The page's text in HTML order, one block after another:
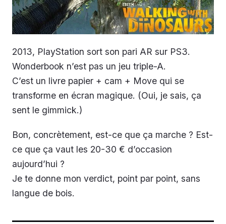
2013, PlayStation sort son pari AR sur PS3.
Wonderbook n’est pas un jeu triple-A.
C’est un livre papier + cam + Move qui se
transforme en écran magique. (Oui, je sais, ça
sent le gimmick.)
Bon, concrètement, est-ce que ça marche ? Est-
ce que ça vaut les 20-30 € d’occasion
aujourd’hui ?
Je te donne mon verdict, point par point, sans
langue de bois.